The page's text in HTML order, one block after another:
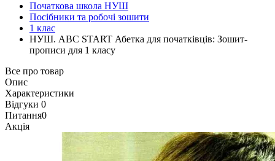
Початкова школа НУШ
Посібники та робочі зошити
1 клас
НУШ. ABC START Абетка для початківців: Зошит-
прописи для 1 класу
Все про товар
Опис
Характеристики
Відгуки 0
Питання0
Акція